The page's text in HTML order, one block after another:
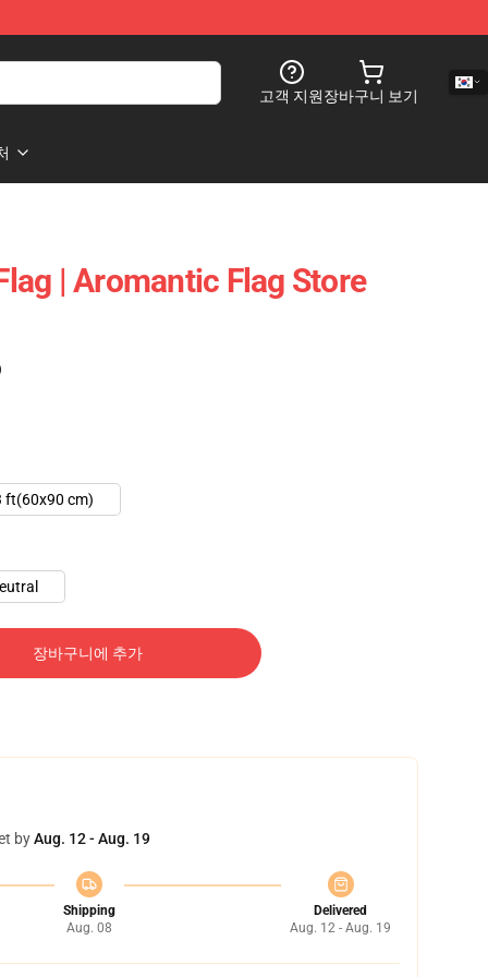
고객 지원장바구니 보기
| Aromantic Flag Store
ft(60x90 cm)
장바구니에 추가
byAug. 12 - Aug. 19
Shipping
Aug. 08
Delivered
Aug. 12 - Aug. 19